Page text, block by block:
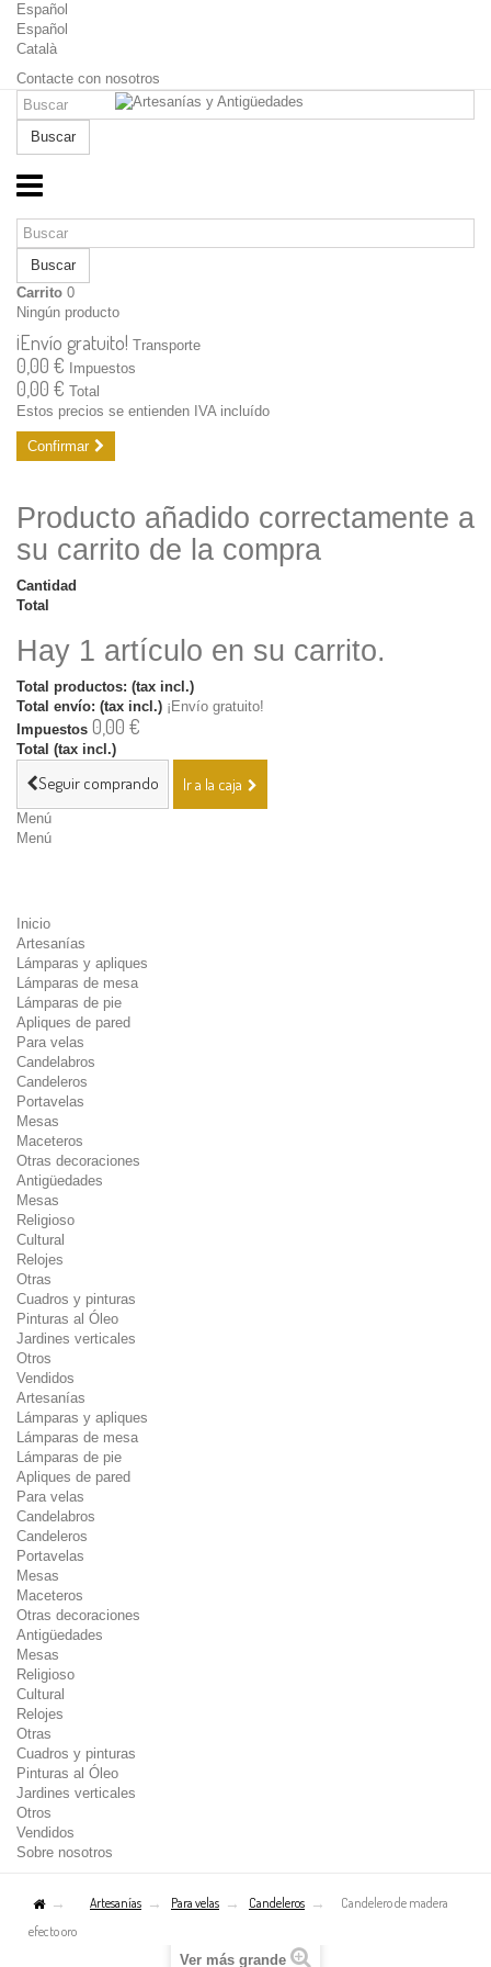
Español
Español
Català
Contacte con nosotros
Buscar
Buscar
Carrito 0
Ningún producto
¡Envío gratuito! Transporte
0,00 € Impuestos
0,00 € Total
Estos precios se entienden IVA incluído
Confirmar
Producto añadido correctamente a
su carrito de la compra
Cantidad
Total
Hay 1 artículo en su carrito.
Total productos: (tax incl.)
Total envío: (tax incl.) ¡Envío gratuito!
Impuestos 0,00 €
Total (tax incl.)
Seguir comprando Ir a la caja
Menú
Menú
Inicio
Artesanías
Lámparas y apliques
Lámparas de mesa
Lámparas de pie
Apliques de pared
Para velas
Candelabros
Candeleros
Portavelas
Mesas
Maceteros
Otras decoraciones
Antigüedades
Mesas
Religioso
Cultural
Relojes
Otras
Cuadros y pinturas
Pinturas al Óleo
Jardines verticales
Otros
Vendidos
Artesanías
Lámparas y apliques
Lámparas de mesa
Lámparas de pie
Apliques de pared
Para velas
Candelabros
Candeleros
Portavelas
Mesas
Maceteros
Otras decoraciones
Antigüedades
Mesas
Religioso
Cultural
Relojes
Otras
Cuadros y pinturas
Pinturas al Óleo
Jardines verticales
Otros
Vendidos
Sobre nosotros
Artesanías Para velas Candeleros
Candelero de madera
efecto oro
Ver más grande